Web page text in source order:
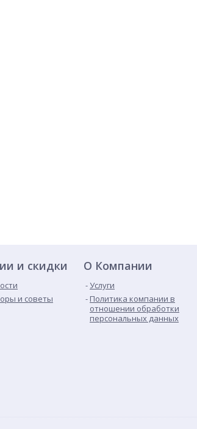
и скидки
и советы
О Компании
Услуги
Политика компании в
отношении обработки
персональных данных